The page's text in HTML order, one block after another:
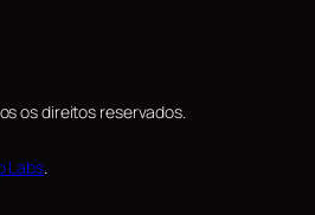
os direitos reservados.
Labs